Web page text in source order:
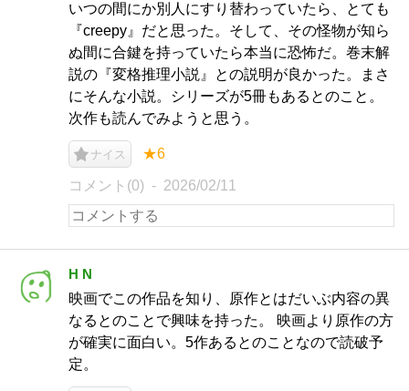
いつの間にか別人にすり替わっていたら、とても
『creepy』だと思った。そして、その怪物が知ら
ぬ間に合鍵を持っていたら本当に恐怖だ。巻末解
説の『変格推理小説』との説明が良かった。まさ
にそんな小説。シリーズが5冊もあるとのこと。
次作も読んでみようと思う。
ナイス ★6
コメント(0) 2026/02/11
H N
映画でこの作品を知り、原作とはだいぶ内容の異
なるとのことで興味を持った。 映画より原作の方
が確実に面白い。5作あるとのことなので読破予
定。